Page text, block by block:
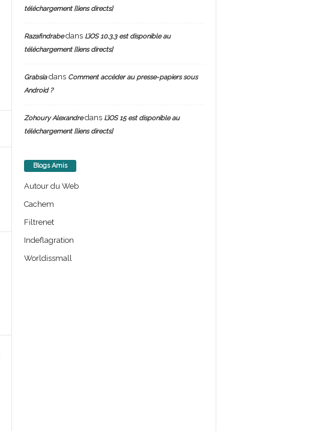
téléchargement [liens directs]
Razafindrabedans L’iOS 10.3.3 est disponible au
téléchargement [liens directs]
Grabsiadans Comment accéder au presse-papiers sous
Android ?
Zohoury Alexandredans L’iOS 15 est disponible au
téléchargement [liens directs]
Blogs Amis
Autour du Web
Cachem
Filtrenet
Indeflagration
Worldissmall